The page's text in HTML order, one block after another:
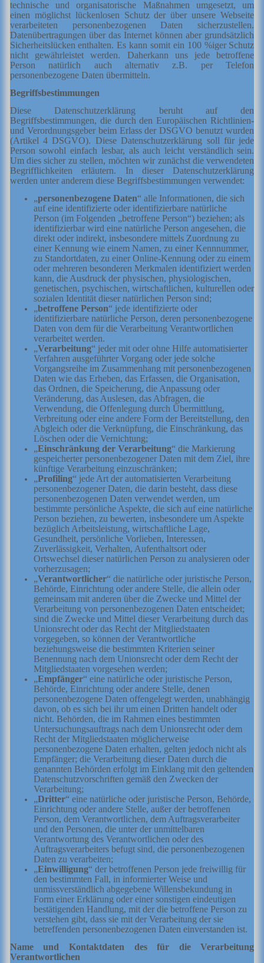
technische und organisatorische Maßnahmen umgesetzt, um
einen möglichst lückenlosen Schutz der über unsere Webseite
verarbeiteten personenbezogenen Daten sicherzustellen.
Datenübertragungen über das Internet können aber grundsätzlich
Sicherheitslücken enthalten. Es kann somit ein 100 %iger Schutz
nicht gewährleistet werden. Daherkann uns jede
betroffene
Person natürlich auch alternativ z.B. per Telefon
personenbezogene Daten übermitteln.
Begriffsbestimmungen
Diese Datenschutzerklärung beruht auf den
Begriffsbestimmungen, die durch den Europäischen Richtlinien-
und Verordnungsgeber beim Erlass der DSGVO benutzt wurden
(Artikel 4 DSGVO). Diese Datenschutzerklärung soll für jede
Person sowohl einfach lesbar, als auch leicht verständlich sein.
Um dies sicher zu stellen, möchten wir zunächst die verwendeten
Begrifflichkeiten erläutern. In dieser Datenschutzerklärung
werden unter anderem diese Begriffsbestimmungen verwendet:
„personenbezogene Daten“ alle Informationen, die sich
auf eine identifizierte oder identifizierbare natürliche
Person (im Folgenden „betroffene Person“) beziehen; als
identifizierbar wird eine natürliche Person angesehen, die
direkt oder indirekt, insbesondere mittels Zuordnung zu
einer Kennung wie einem Namen, zu einer Kennnummer,
zu Standortdaten, zu einer Online-Kennung oder zu einem
oder mehreren besonderen Merkmalen identifiziert werden
kann, die Ausdruck der physischen, physiologischen,
genetischen, psychischen, wirtschaftlichen, kulturellen oder
sozialen Identität dieser natürlichen Person sind;
„betroffene Person“ jede identifizierte oder
identifizierbare natürliche Person, deren personenbezogene
Daten von dem für die Verarbeitung Verantwortlichen
verarbeitet werden.
„Verarbeitung“ jeder mit oder ohne Hilfe automatisierter
Verfahren ausgeführter Vorgang oder jede solche
Vorgangsreihe im Zusammenhang mit personenbezogenen
Daten wie das Erheben, das Erfassen, die Organisation,
das Ordnen, die Speicherung, die Anpassung oder
Veränderung, das Auslesen, das Abfragen, die
Verwendung, die Offenlegung durch Übermittlung,
Verbreitung oder eine andere Form der Bereitstellung, den
Abgleich oder die Verknüpfung, die Einschränkung, das
Löschen oder die Vernichtung;
„Einschränkung der Verarbeitung“ die Markierung
gespeicherter personenbezogener Daten mit dem Ziel, ihre
künftige Verarbeitung einzuschränken;
„Profiling“ jede Art der automatisierten Verarbeitung
personenbezogener Daten, die darin besteht, dass diese
personenbezogenen Daten verwendet werden, um
bestimmte persönliche Aspekte, die sich auf eine natürliche
Person beziehen, zu bewerten, insbesondere um Aspekte
bezüglich Arbeitsleistung, wirtschaftliche Lage,
Gesundheit, persönliche Vorlieben, Interessen,
Zuverlässigkeit, Verhalten, Aufenthaltsort oder
Ortswechsel dieser natürlichen Person zu analysieren oder
vorherzusagen;
„Verantwortlicher“ die natürliche oder juristische Person,
Behörde, Einrichtung oder andere Stelle, die allein oder
gemeinsam mit anderen über die Zwecke und Mittel der
Verarbeitung von personenbezogenen Daten entscheidet;
sind die Zwecke und Mittel dieser Verarbeitung durch das
Unionsrecht oder das Recht der Mitgliedstaaten
vorgegeben, so können der Verantwortliche
beziehungsweise die bestimmten Kriterien seiner
Benennung nach dem Unionsrecht oder dem Recht der
Mitgliedstaaten vorgesehen werden;
„Empfänger“ eine natürliche oder juristische Person,
Behörde, Einrichtung oder andere Stelle, denen
personenbezogene Daten offengelegt werden, unabhängig
davon, ob es sich bei ihr um einen Dritten handelt oder
nicht. Behörden, die im Rahmen eines bestimmten
Untersuchungsauftrags nach dem Unionsrecht oder dem
Recht der Mitgliedstaaten möglicherweise
personenbezogene Daten erhalten, gelten jedoch nicht als
Empfänger; die Verarbeitung dieser Daten durch die
genannten Behörden erfolgt im Einklang mit den geltenden
Datenschutzvorschriften gemäß den Zwecken der
Verarbeitung;
„Dritter“ eine natürliche oder juristische Person, Behörde,
Einrichtung oder andere Stelle, außer der betroffenen
Person, dem Verantwortlichen, dem Auftragsverarbeiter
und den Personen, die unter der unmittelbaren
Verantwortung des Verantwortlichen oder des
Auftragsverarbeiters befugt sind, die personenbezogenen
Daten zu verarbeiten;
„Einwilligung“ der betroffenen Person jede freiwillig für
den bestimmten Fall, in informierter Weise und
unmissverständlich abgegebene Willensbekundung in
Form einer Erklärung oder einer sonstigen eindeutigen
bestätigenden Handlung, mit der die betroffene Person zu
verstehen gibt, dass sie mit der Verarbeitung der sie
betreffenden personenbezogenen Daten einverstanden ist.
Name und Kontaktdaten des für die Verarbeitung
Verantwortlichen